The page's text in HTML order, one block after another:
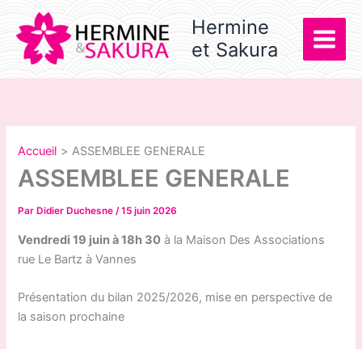
contenu
Hermine
et Sakura
Accueil ASSEMBLEE GENERALE
ASSEMBLEE GENERALE
Par Didier Duchesne/15 juin 2026
Vendredi 19 juin à 18h 30 à la Maison Des Associations
rue Le Bartz à Vannes
Présentation du bilan 2025/2026, mise en perspective de
la saison prochaine